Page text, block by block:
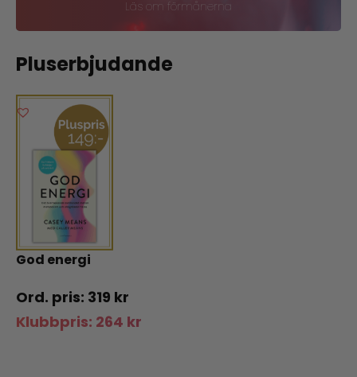
Läs om förmånerna
Pluserbjudande
God energi
319 kr
Klubbpris: 264 kr